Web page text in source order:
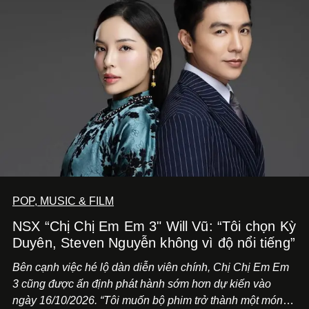
POP, MUSIC & FILM
NSX “Chị Chị Em Em 3" Will Vũ: “Tôi chọn Kỳ
Duyên, Steven Nguyễn không vì độ nổi tiếng”
Bên cạnh việc hé lộ dàn diễn viên chính, Chị Chị Em Em
3 cũng được ấn định phát hành sớm hơn dự kiến vào
ngày 16/10/2026. “Tôi muốn bộ phim trở thành một món